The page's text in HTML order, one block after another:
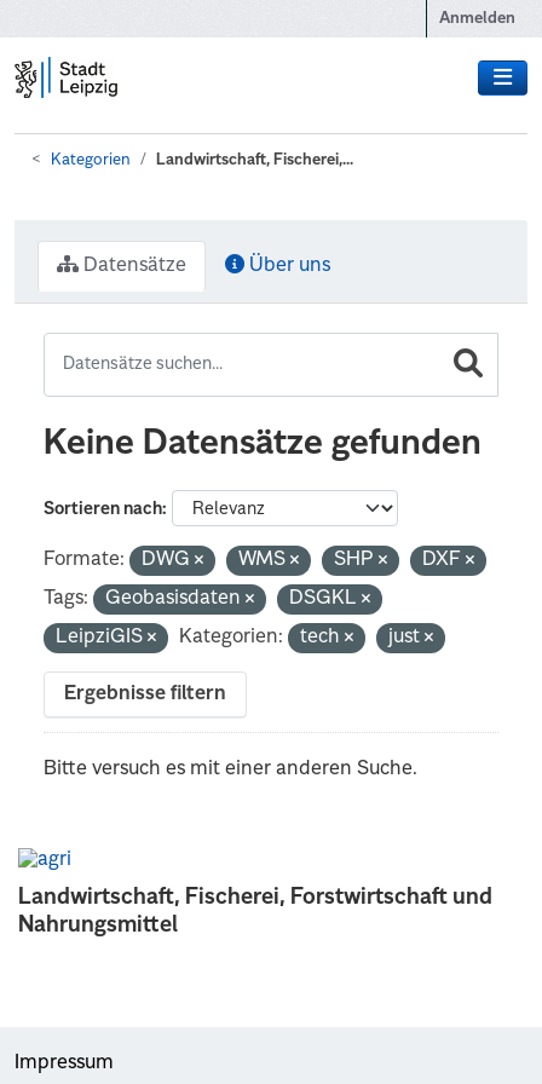
Anmelden
Kategorien Landwirtschaft, Fischerei,...
Landwirtschaft, Fischerei, Forstwirtschaft und
Nahrungsmittel
Datensätze Über uns
Keine Datensätze gefunden
Sortieren nach
Formate: DWG WMS SHP
DXF
Tags:
Geobasisdaten
DSGKL
LeipziGIS
Kategorien: tech just
Ergebnisse filtern
Bitte versuch es mit einer anderen Suche.
Impressum